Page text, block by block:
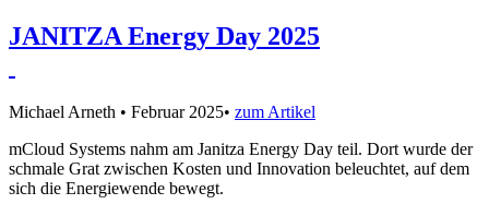
JANITZA Energy Day 2025
Michael Arneth • Februar 2025• zum Artikel
mCloud Systems nahm am Janitza Energy Day teil. Dort wurde der
schmale Grat zwischen Kosten und Innovation beleuchtet, auf dem
sich die Energiewende bewegt.